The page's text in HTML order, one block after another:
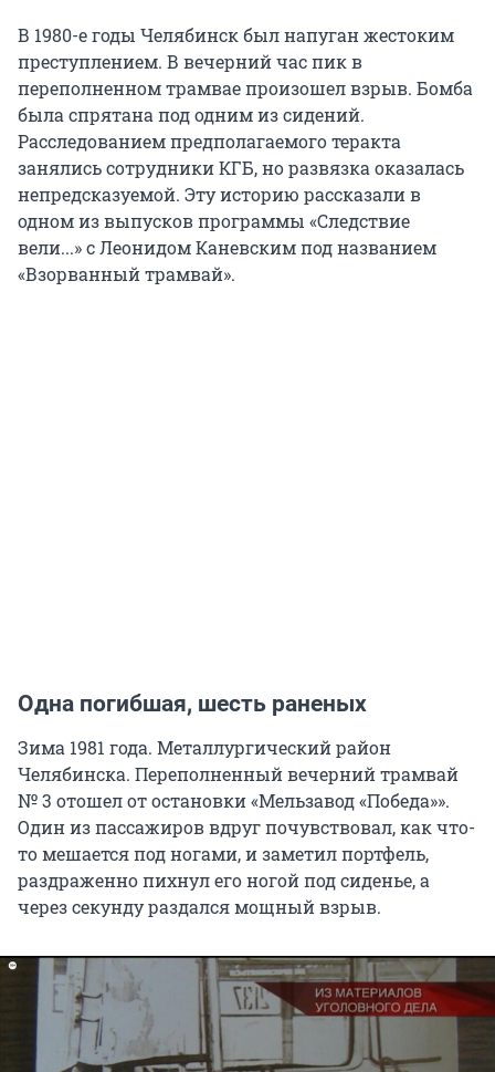
В 1980-е годы Челябинск был напуган жестоким
преступлением. В вечерний час пик в
переполненном трамвае произошел взрыв. Бомба
была спрятана под одним из сидений.
Расследованием предполагаемого теракта
занялись сотрудники КГБ, но развязка оказалась
непредсказуемой. Эту историю рассказали в
одном из выпусков программы «Следствие
вели...» с Леонидом Каневским под названием
«Взорванный трамвай».
Одна погибшая, шесть раненых
Зима 1981 года. Металлургический район
Челябинска. Переполненный вечерний трамвай
№ 3 отошел от остановки «Мельзавод «Победа»».
Один из пассажиров вдруг почувствовал, как что-
то мешается под ногами, и заметил портфель,
раздраженно пихнул его ногой под сиденье, а
через секунду раздался мощный взрыв.